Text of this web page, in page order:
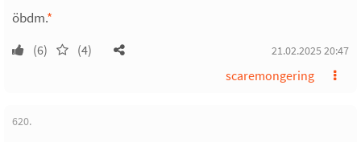
öbdm.*
(6) (4) 21.02.2025 20:47
scaremongering
620.